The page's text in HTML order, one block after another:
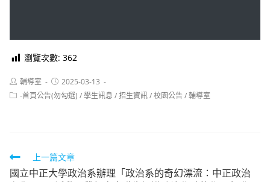
瀏覽次數: 362
Post
author:
輔導室
Post
published:
2025-03-13
Post-首頁公告(勿勾選) /學生訊息 /招生資訊/校園公告/輔導室
Read
more
上一篇文章
國立中正大學政治系辦理「政治系的奇幻漂流：中正政治